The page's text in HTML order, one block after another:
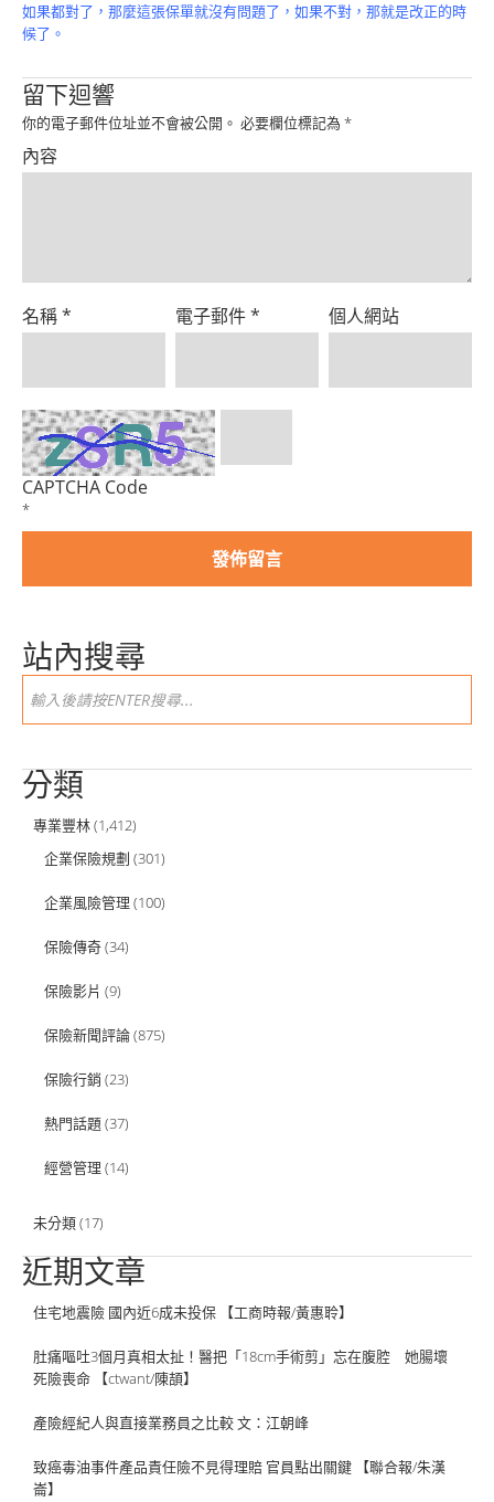
如果都對了，那麼這張保單就沒有問題了，如果不對，那就是改正的時
候了。
留下迴響
你的電子郵件位址並不會被公開。 必要欄位標記為 *
內容
名稱* 電子郵件* 個人網站
CAPTCHA Code
*
站內搜尋
分類
專業豐林(1,412)
企業保險規劃 (301)
企業風險管理 (100)
保險傳奇(34)
保險影片 (9)
保險新聞評論(875)
保險行銷 (23)
熱門話題(37)
經營管理 (14)
未分類(17)
近期文章
住宅地震險 國內近6成未投保 【工商時報/黃惠聆】
肚痛嘔吐3個月真相太扯！醫把「18cm手術剪」忘在腹腔 她腸壞
死險喪命 【ctwant/陳頡】
產險經紀人與直接業務員之比較 文：江朝峰
致癌毒油事件產品責任險不見得理賠 官員點出關鍵 【聯合報/朱漢
崙】